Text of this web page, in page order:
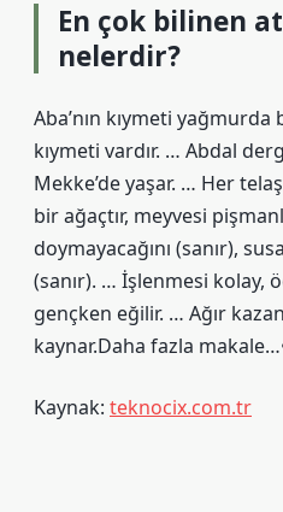
En çok bilinen
nelerdir?
Aba’nın kıymeti
kıymeti vardır. … Abdal
Mekke’de yaşar. … Her
bir ağaçtır, meyvesi
doymayacağını (sanır),
(sanır). … İşlenmesi kolay,
gençken eğilir. … Ağır
kaynar.Daha fazla
Kaynak: teknocix.com.tr